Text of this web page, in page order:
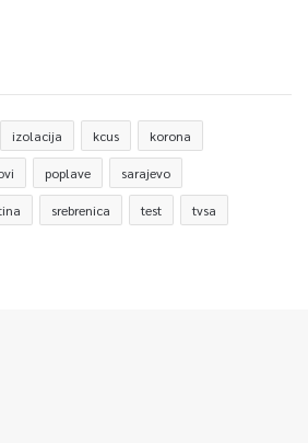
izolacija kcus korona
poplave sarajevo
srebrenica test tvsa